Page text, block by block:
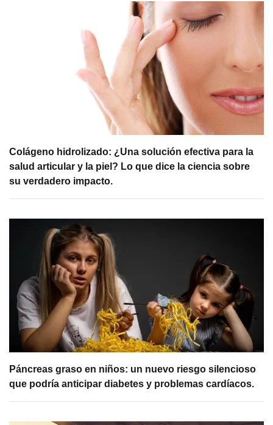
Colágeno hidrolizado: ¿Una solución efectiva para la
salud articular y la piel? Lo que dice la ciencia sobre
su verdadero impacto.
Páncreas graso en niños: un nuevo riesgo silencioso
que podría anticipar diabetes y problemas cardíacos.